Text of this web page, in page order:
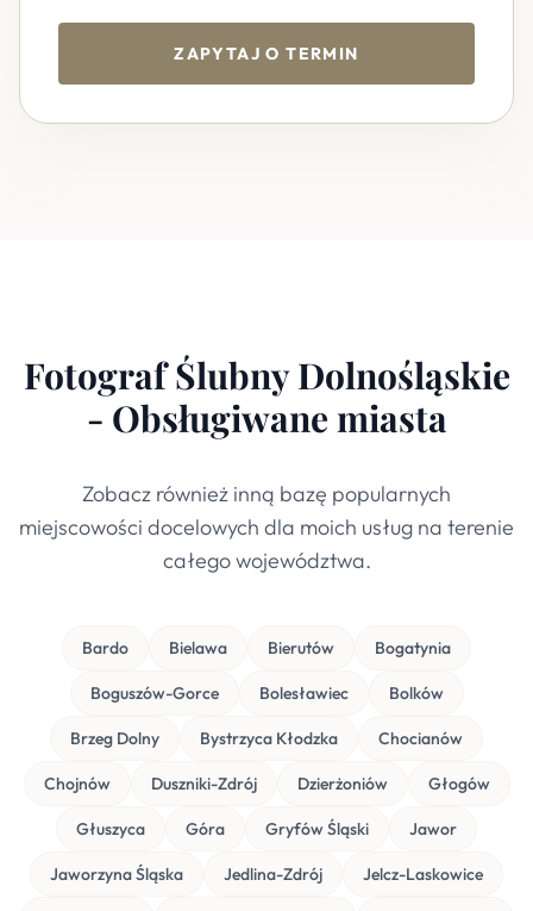
ZAPYTAJ O TERMIN
Fotograf Ślubny Dolnośląskie
- Obsługiwane miasta
Zobacz również inną bazę popularnych
miejscowości docelowych dla moich usług na terenie
całego województwa.
Bardo Bielawa Bierutów Bogatynia
Boguszów-Gorce Bolesławiec Bolków
Brzeg Dolny Bystrzyca Kłodzka Chocianów
Chojnów Duszniki-Zdrój Dzierżoniów Głogów
Głuszyca Góra Gryfów Śląski Jawor
Jaworzyna Śląska Jedlina-Zdrój Jelcz-Laskowice